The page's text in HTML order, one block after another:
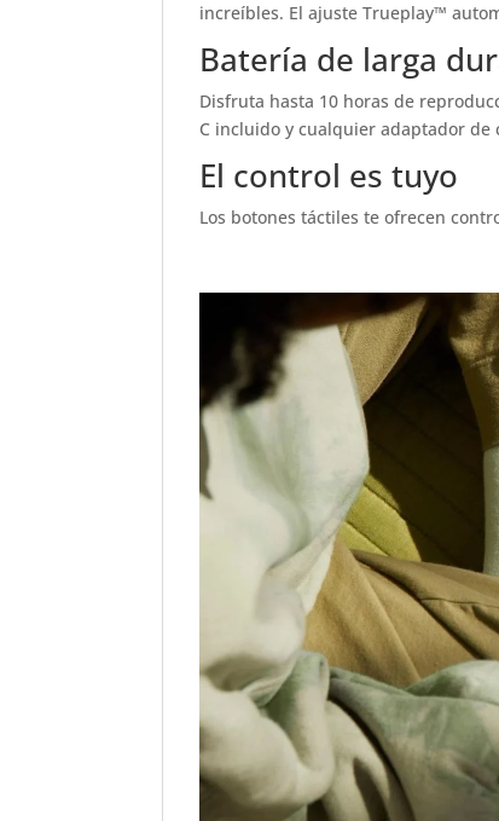
increíbles. El ajuste Trueplay™
Batería de larga
Disfruta hasta 10 horas de
C incluido y cualquier adaptador de
El control es tuyo
Los botones táctiles te ofrecen